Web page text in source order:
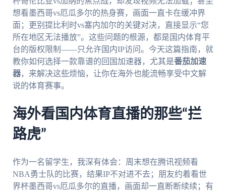
想看墨西哥vs厄瓜多尔的热身赛，画面一直卡在缓冲界
面；更别提比利时vs塞内加尔的关键对决，直接显示“您
所在地区无法播放”。这些问题的根源，都是国内体育平
台的版权限制——只允许国内IP访问。今天这篇指南，就
教你如何选择一款靠谱的回国加速器，尤其是番茄加速
器，来解决这些烦恼，让你在海外也能流畅享受中文解
说的体育赛事。
海外看国内体育直播的那些“拦
路虎”
作为一名留学生，我深有体会：周末想在腾讯视频看
NBA勇士队的比赛，结果IP不对进不去；朋友约着看世
界杯墨西哥vs厄瓜多尔的直播，画面却一直断断续续；有